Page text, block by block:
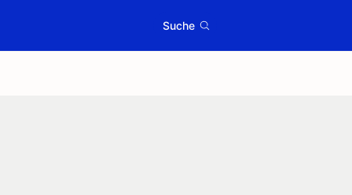
Suche